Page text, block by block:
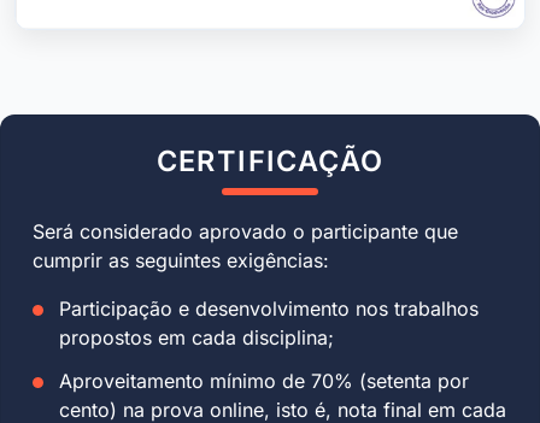
CERTIFICAÇÃO
Será considerado aprovado o participante que
cumprir as seguintes exigências:
Participação e desenvolvimento nos trabalhos
propostos em cada disciplina;
Aproveitamento mínimo de 70% (setenta por
cento) na prova online, isto é, nota final em cada